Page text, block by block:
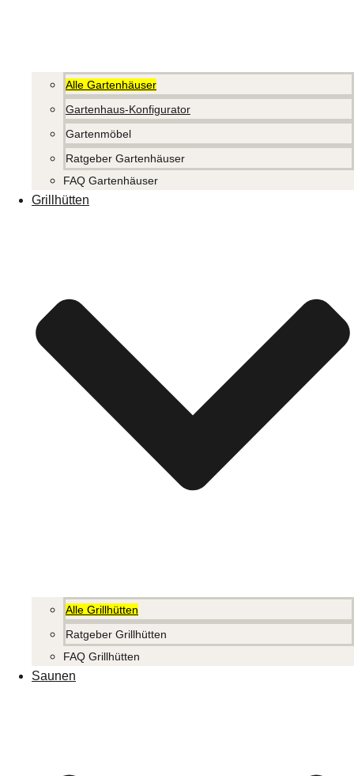
Alle Gartenhäuser
Gartenhaus-Konfigurator
Gartenmöbel
Ratgeber Gartenhäuser
FAQ Gartenhäuser
Grillhütten
Alle Grillhütten
Ratgeber Grillhütten
FAQ Grillhütten
Saunen